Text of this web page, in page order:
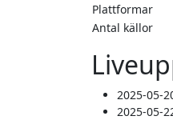
Plattformar
Antal källor
2025-05-
2025-05-